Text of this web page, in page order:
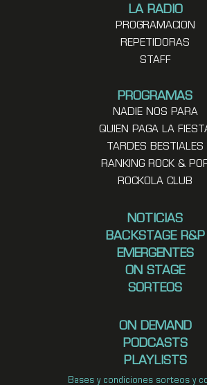
LA RADIO
PROGRAMACION
REPETIDORAS
STAFF
PROGRAMAS
NADIE NOS PARA
QUIEN PAGA LA
TARDES BESTIALES
RANKING ROCK &
ROCKOLA CLUB
NOTICIAS
BACKSTAGE R&P
EMERGENTES
ON STAGE
SORTEOS
ON DEMAND
PODCASTS
PLAYLISTS
Bases y condiciones sorteos y